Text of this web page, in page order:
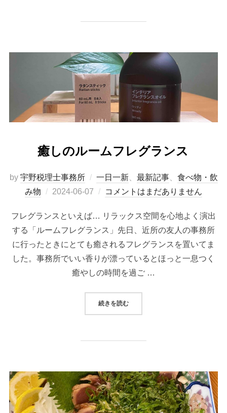
癒しのルームフレグランス
by 宇野税理士事務所 一日一新、 最新記事、 食べ物・飲
み物
2024-06-07 コメントはまだありません
フレグランスといえば… リラックス空間を心地よく演出
する「ルームフレグランス」先日、近所の友人の事務所
に行ったときにとても癒されるフレグランスを置いてま
した。事務所でいい香りが漂っているとほっと一息つく
癒やしの時間を過ご …
続きを読む